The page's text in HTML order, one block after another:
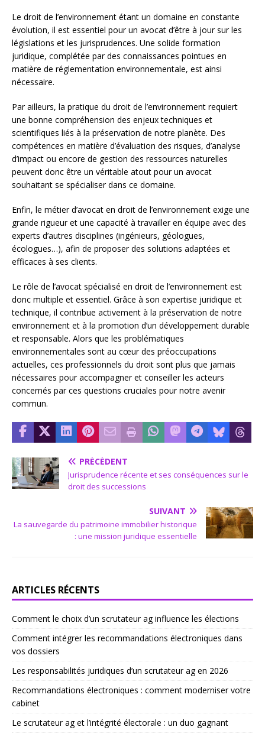
Le droit de l’environnement étant un domaine en constante
évolution, il est essentiel pour un avocat d’être à jour sur les
législations et les jurisprudences. Une solide formation
juridique, complétée par des connaissances pointues en
matière de réglementation environnementale, est ainsi
nécessaire.
Par ailleurs, la pratique du droit de l’environnement requiert
une bonne compréhension des enjeux techniques et
scientifiques liés à la préservation de notre planète. Des
compétences en matière d’évaluation des risques, d’analyse
d’impact ou encore de gestion des ressources naturelles
peuvent donc être un véritable atout pour un avocat
souhaitant se spécialiser dans ce domaine.
Enfin, le métier d’avocat en droit de l’environnement exige une
grande rigueur et une capacité à travailler en équipe avec des
experts d’autres disciplines (ingénieurs, géologues,
écologues…), afin de proposer des solutions adaptées et
efficaces à ses clients.
Le rôle de l’avocat spécialisé en droit de l’environnement est
donc multiple et essentiel. Grâce à son expertise juridique et
technique, il contribue activement à la préservation de notre
environnement et à la promotion d’un développement durable
et responsable. Alors que les problématiques
environnementales sont au cœur des préoccupations
actuelles, ces professionnels du droit sont plus que jamais
nécessaires pour accompagner et conseiller les acteurs
concernés par ces questions cruciales pour notre avenir
commun.
PRÉCÉDENT
Jurisprudence récente et ses conséquences sur le
droit des successions
SUIVANT
La sauvegarde du patrimoine immobilier historique
: une mission juridique essentielle
ARTICLES RÉCENTS
Comment le choix d’un scrutateur ag influence les élections
Comment intégrer les recommandations électroniques dans
vos dossiers
Les responsabilités juridiques d’un scrutateur ag en 2026
Recommandations électroniques : comment moderniser votre
cabinet
Le scrutateur ag et l’intégrité électorale : un duo gagnant